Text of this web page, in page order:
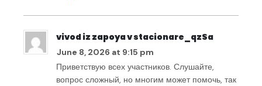
vivod iz zapoya v stacionare_qzSa
June 8, 2026 at 9:15 pm
Приветствую всех участников. Слушайте,
вопрос сложный, но многим может помочь, так